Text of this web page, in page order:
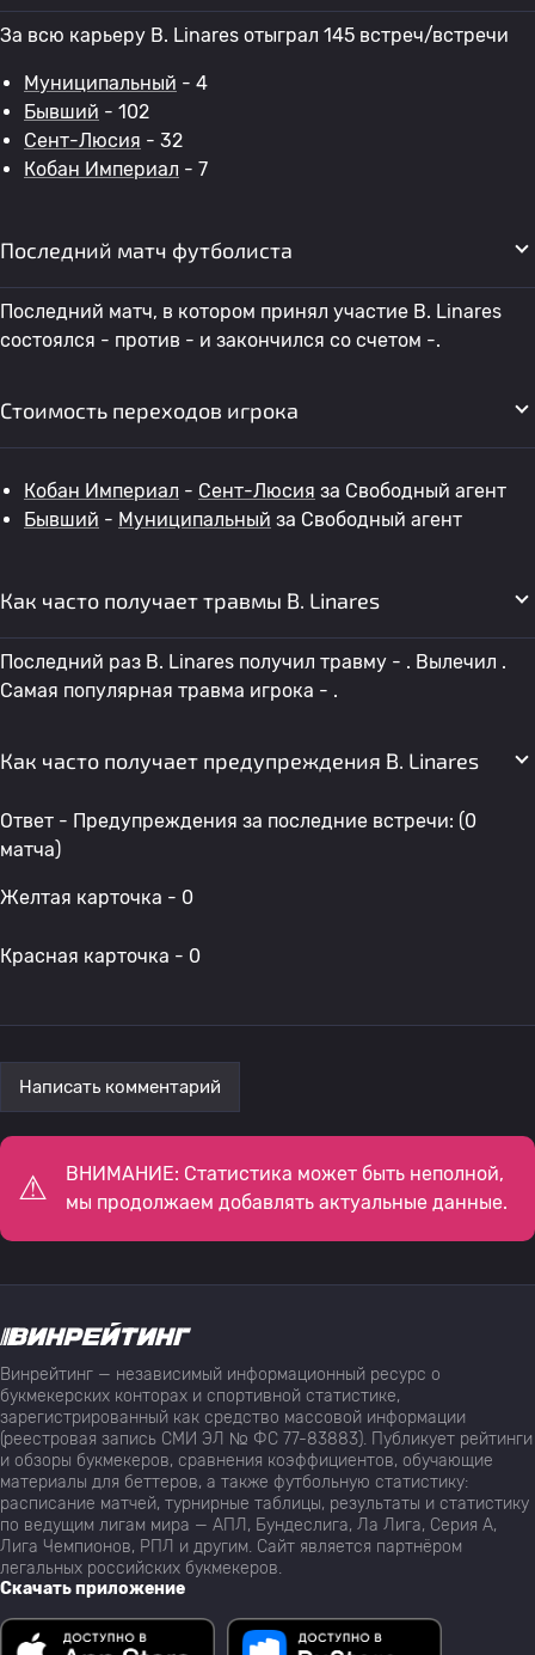
За всю карьеру B. Linares отыграл 145 встреч/встречи
Муниципальный - 4
Бывший - 102
Сент-Люсия - 32
Кобан Империал - 7
Последний матч футболиста
Последний матч, в котором принял участие B. Linares
состоялся - против - и закончился со счетом -.
Стоимость переходов игрока
Кобан Империал - Сент-Люсия за Свободный агент
Бывший - Муниципальный за Свободный агент
Как часто получает травмы B. Linares
Последний раз B. Linares получил травму - . Вылечил .
Самая популярная травма игрока - .
Как часто получает предупреждения B. Linares
Ответ - Предупреждения за последние встречи: (0
матча)
Желтая карточка - 0
Красная карточка - 0
Написать комментарий
ВНИМАНИЕ: Статистика может быть неполной,
мы продолжаем добавлять актуальные данные.
Винрейтинг — независимый информационный ресурс о
букмекерских конторах и спортивной статистике,
зарегистрированный как средство массовой информации
(реестровая запись СМИ ЭЛ № ФС 77-83883). Публикует рейтинги
и обзоры букмекеров, сравнения коэффициентов, обучающие
материалы для беттеров, а также футбольную статистику:
расписание матчей, турнирные таблицы, результаты и статистику
по ведущим лигам мира — АПЛ, Бундеслига, Ла Лига, Серия А,
Лига Чемпионов, РПЛ и другим. Сайт является партнёром
легальных российских букмекеров.
Скачать приложение